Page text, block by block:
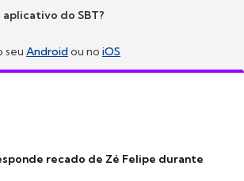
do SBT?
seu Androidou no iOS
recado de Zé Felipe durante